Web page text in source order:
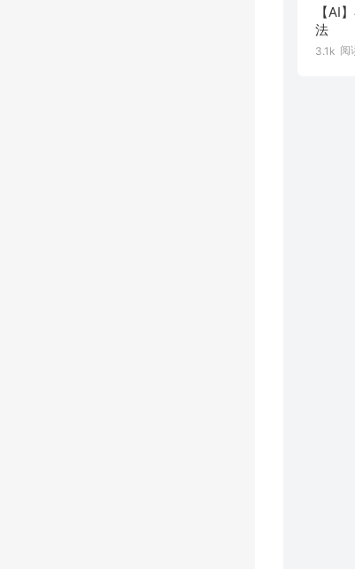
【AI
法
3.1k 阅